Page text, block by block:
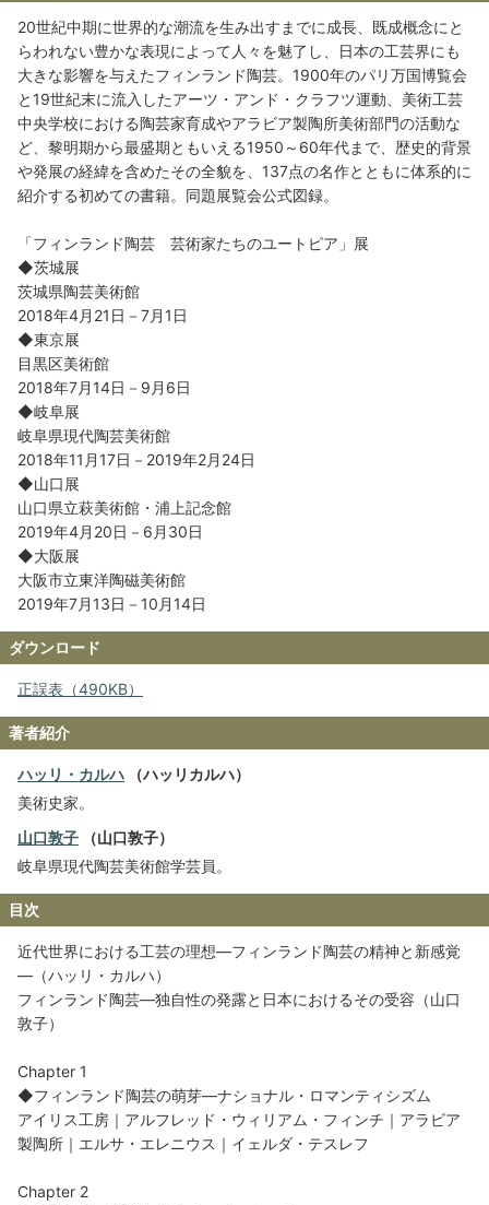
20世紀中期に世界的な潮流を生み出すまでに成長、既成概念にと
らわれない豊かな表現によって人々を魅了し、日本の工芸界にも
大きな影響を与えたフィンランド陶芸。1900年のパリ万国博覧会
と19世紀末に流入したアーツ・アンド・クラフツ運動、美術工芸
中央学校における陶芸家育成やアラビア製陶所美術部門の活動な
ど、黎明期から最盛期ともいえる1950～60年代まで、歴史的背景
や発展の経緯を含めたその全貌を、137点の名作とともに体系的に
紹介する初めての書籍。同題展覧会公式図録。
「フィンランド陶芸 芸術家たちのユートピア」展
◆茨城展
茨城県陶芸美術館
2018年4月21日－7月1日
◆東京展
目黒区美術館
2018年7月14日－9月6日
◆岐阜展
岐阜県現代陶芸美術館
2018年11月17日－2019年2月24日
◆山口展
山口県立萩美術館・浦上記念館
2019年4月20日－6月30日
◆大阪展
大阪市立東洋陶磁美術館
2019年7月13日－10月14日
ダウンロード
正誤表（490KB）
著者紹介
ハッリ・カルハ （ハッリカルハ）
美術史家。
山口敦子 （山口敦子）
岐阜県現代陶芸美術館学芸員。
目次
近代世界における工芸の理想―フィンランド陶芸の精神と新感覚
―（ハッリ・カルハ）
フィンランド陶芸―独自性の発露と日本におけるその受容（山口
敦子）
Chapter 1
◆フィンランド陶芸の萌芽―ナショナル・ロマンティシズム
アイリス工房｜アルフレッド・ウィリアム・フィンチ｜アラビア
製陶所｜エルサ・エレニウス｜イェルダ・テスレフ
Chapter 2